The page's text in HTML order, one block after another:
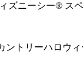
ズニーシー® ス
トリーハロウィ